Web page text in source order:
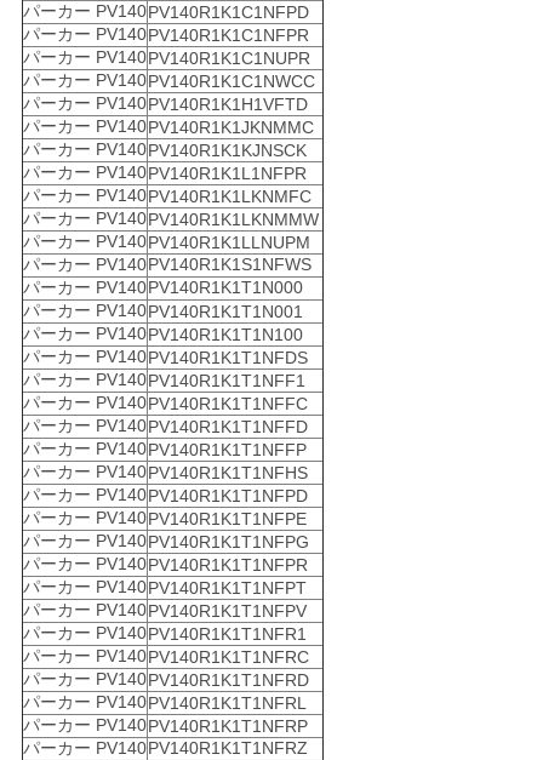
パーカー PV140PV140R1K1C1NFPD
パーカー PV140PV140R1K1C1NFPR
パーカー PV140PV140R1K1C1NUPR
パーカー PV140PV140R1K1C1NWCC
パーカー PV140PV140R1K1H1VFTD
パーカー PV140PV140R1K1JKNMMC
パーカー PV140PV140R1K1KJNSCK
パーカー PV140PV140R1K1L1NFPR
パーカー PV140PV140R1K1LKNMFC
パーカー PV140PV140R1K1LKNMMW
パーカー PV140PV140R1K1LLNUPM
パーカー PV140PV140R1K1S1NFWS
パーカー PV140PV140R1K1T1N000
パーカー PV140PV140R1K1T1N001
パーカー PV140PV140R1K1T1N100
パーカー PV140PV140R1K1T1NFDS
パーカー PV140PV140R1K1T1NFF1
パーカー PV140PV140R1K1T1NFFC
パーカー PV140PV140R1K1T1NFFD
パーカー PV140PV140R1K1T1NFFP
パーカー PV140PV140R1K1T1NFHS
パーカー PV140PV140R1K1T1NFPD
パーカー PV140PV140R1K1T1NFPE
パーカー PV140PV140R1K1T1NFPG
パーカー PV140PV140R1K1T1NFPR
パーカー PV140PV140R1K1T1NFPT
パーカー PV140PV140R1K1T1NFPV
パーカー PV140PV140R1K1T1NFR1
パーカー PV140PV140R1K1T1NFRC
パーカー PV140PV140R1K1T1NFRD
パーカー PV140PV140R1K1T1NFRL
パーカー PV140PV140R1K1T1NFRP
パーカー PV140PV140R1K1T1NFRZ